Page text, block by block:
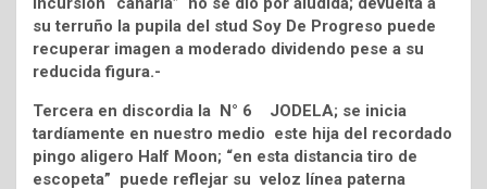
su terruño la pupila del stud Soy De Progreso puede
recuperar imagen a moderado dividendo pese a su
reducida figura.-
Tercera en discordia la N° 6 JODELA; se inicia
tardíamente en nuestro medio este hija del recordado
pingo aligero Half Moon; “en esta distancia tiro de
escopeta” puede reflejar su veloz línea paterna